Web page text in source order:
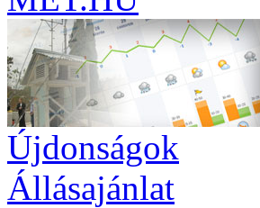
Újdonságok
Állásajánlat